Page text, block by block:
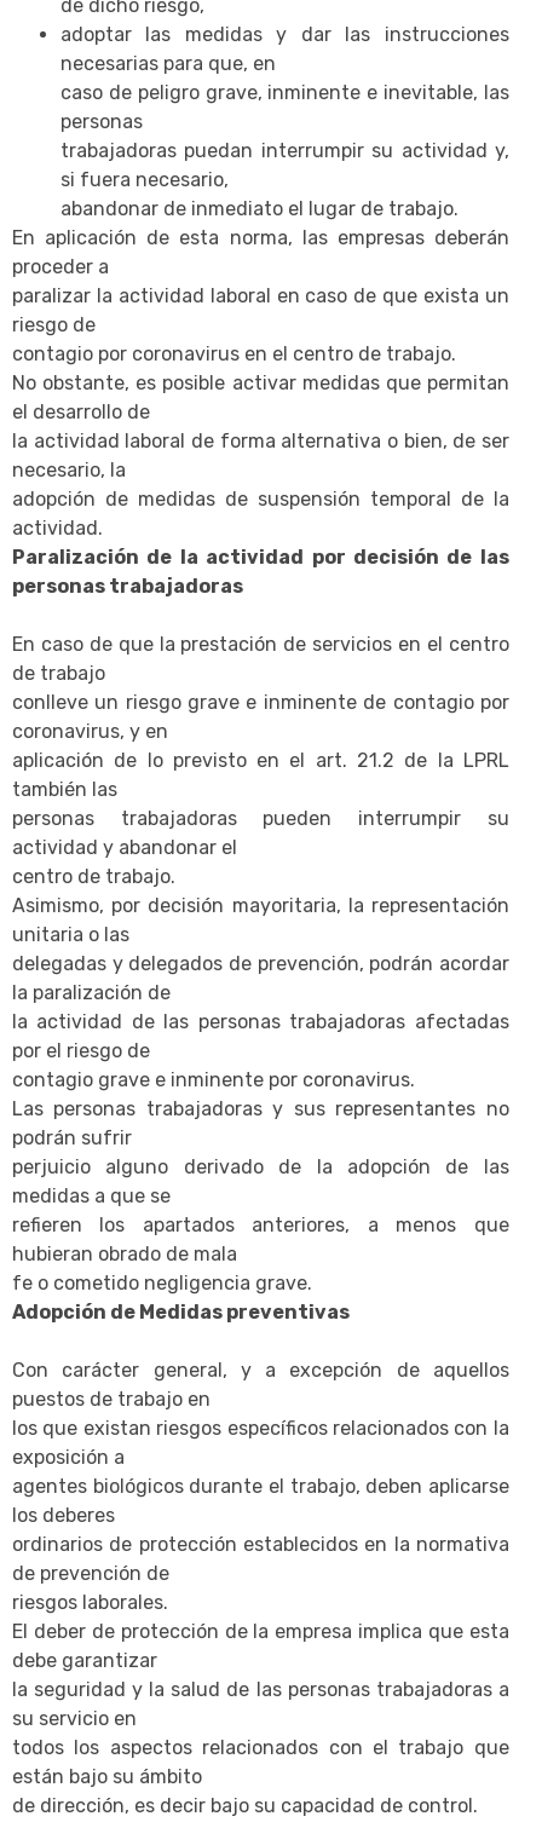
de dicho riesgo,
adoptar las medidas y dar las instrucciones
necesarias para que, en
caso de peligro grave, inminente e inevitable, las
personas
trabajadoras puedan interrumpir su actividad y,
si fuera necesario,
abandonar de inmediato el lugar de trabajo.
En aplicación de esta norma, las empresas deberán
proceder a
paralizar la actividad laboral en caso de que exista un
riesgo de
contagio por coronavirus en el centro de trabajo.
No obstante, es posible activar medidas que permitan
el desarrollo de
la actividad laboral de forma alternativa o bien, de ser
necesario, la
adopción de medidas de suspensión temporal de la
actividad.
Paralización de la actividad por decisión de las
personas trabajadoras
En caso de que la prestación de servicios en el centro
de trabajo
conlleve un riesgo grave e inminente de contagio por
coronavirus, y en
aplicación de lo previsto en el art. 21.2 de la LPRL
también las
personas trabajadoras pueden interrumpir su
actividad y abandonar el
centro de trabajo.
Asimismo, por decisión mayoritaria, la representación
unitaria o las
delegadas y delegados de prevención, podrán acordar
la paralización de
la actividad de las personas trabajadoras afectadas
por el riesgo de
contagio grave e inminente por coronavirus.
Las personas trabajadoras y sus representantes no
podrán sufrir
perjuicio alguno derivado de la adopción de las
medidas a que se
refieren los apartados anteriores, a menos que
hubieran obrado de mala
fe o cometido negligencia grave.
Adopción de Medidas preventivas
Con carácter general, y a excepción de aquellos
puestos de trabajo en
los que existan riesgos específicos relacionados con la
exposición a
agentes biológicos durante el trabajo, deben aplicarse
los deberes
ordinarios de protección establecidos en la normativa
de prevención de
riesgos laborales.
El deber de protección de la empresa implica que esta
debe garantizar
la seguridad y la salud de las personas trabajadoras a
su servicio en
todos los aspectos relacionados con el trabajo que
están bajo su ámbito
de dirección, es decir bajo su capacidad de control.